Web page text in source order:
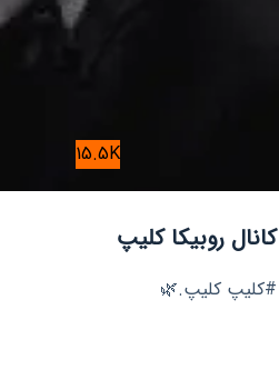
15.5K
کانال روبیکا کلیپ
#کلیپ کلیپ.🌿